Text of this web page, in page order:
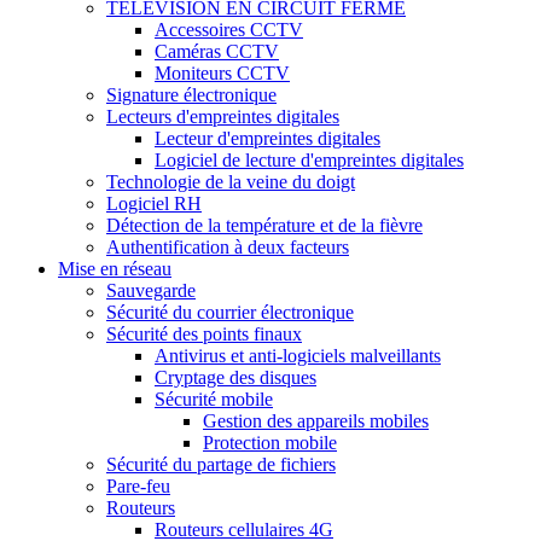
TÉLÉVISION EN CIRCUIT FERMÉ
Accessoires CCTV
Caméras CCTV
Moniteurs CCTV
Signature électronique
Lecteurs d'empreintes digitales
Lecteur d'empreintes digitales
Logiciel de lecture d'empreintes digitales
Technologie de la veine du doigt
Logiciel RH
Détection de la température et de la fièvre
Authentification à deux facteurs
Mise en réseau
Sauvegarde
Sécurité du courrier électronique
Sécurité des points finaux
Antivirus et anti-logiciels malveillants
Cryptage des disques
Sécurité mobile
Gestion des appareils mobiles
Protection mobile
Sécurité du partage de fichiers
Pare-feu
Routeurs
Routeurs cellulaires 4G